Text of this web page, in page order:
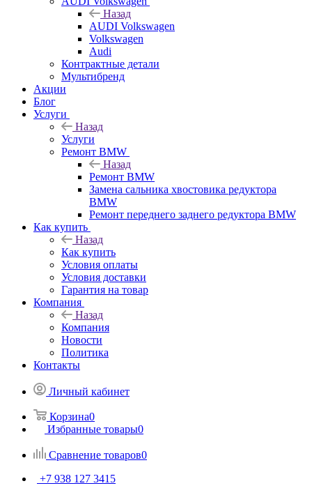
Назад
AUDI Volkswagen
Volkswagen
Audi
Контрактные детали
Мультибренд
Акции
Блог
Услуги
Назад
Услуги
Ремонт BMW
Назад
Ремонт BMW
Замена сальника хвостовика редуктора
BMW
Ремонт переднего заднего редуктора BMW
Как купить
Назад
Как купить
Условия оплаты
Условия доставки
Гарантия на товар
Компания
Назад
Компания
Новости
Политика
Контакты
Личный кабинет
Корзина0
Избранные товары0
Сравнение товаров0
+7 938 127 3415